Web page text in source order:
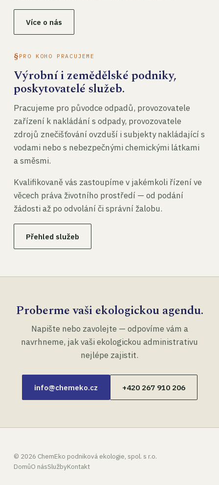
Více o nás
PRO KOHO PRACUJEME
Výrobní i zemědělské podniky,
poskytovatelé služeb.
Pracujeme pro původce odpadů, provozovatele
zařízení k nakládání s odpady, provozovatele
zdrojů znečišťování ovzduší i subjekty nakládající s
vodami nebo s nebezpečnými chemickými látkami
a směsmi.
Kvalifikovaně vás zastoupíme v jakémkoli řízení ve
věcech práva životního prostředí — od podání
žádosti až po odvolání či správní žalobu.
Přehled služeb
Proberme vaši ekologickou agendu.
Napište nebo zavolejte — odpovíme vám a
navrhneme, jak vaši ekologickou administrativu
nejlépe zajistit.
info@chemeko.cz +420 267 910 206
© 2026 ChemEko podniková ekologie, spol. s r.o.
DomůO násSlužbyKontakt